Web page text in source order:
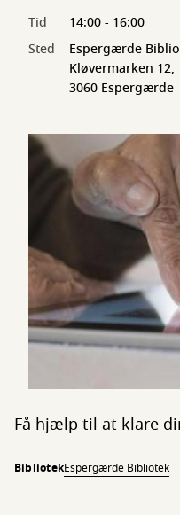
Tid
14:00 - 16:00
Sted
Espergærde
Kløvermarken 12,
3060 Espergærde
Få hjælp til at klare
BibliotekEspergærde Bibliotek